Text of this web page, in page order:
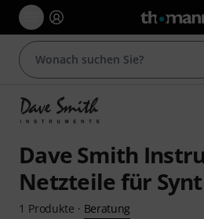
Dave Smith
Netzteile für
1 Produkte · Beratung